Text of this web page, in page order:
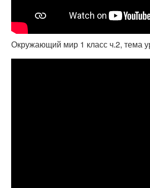
Окружающий мир 1 класс ч.2, тема